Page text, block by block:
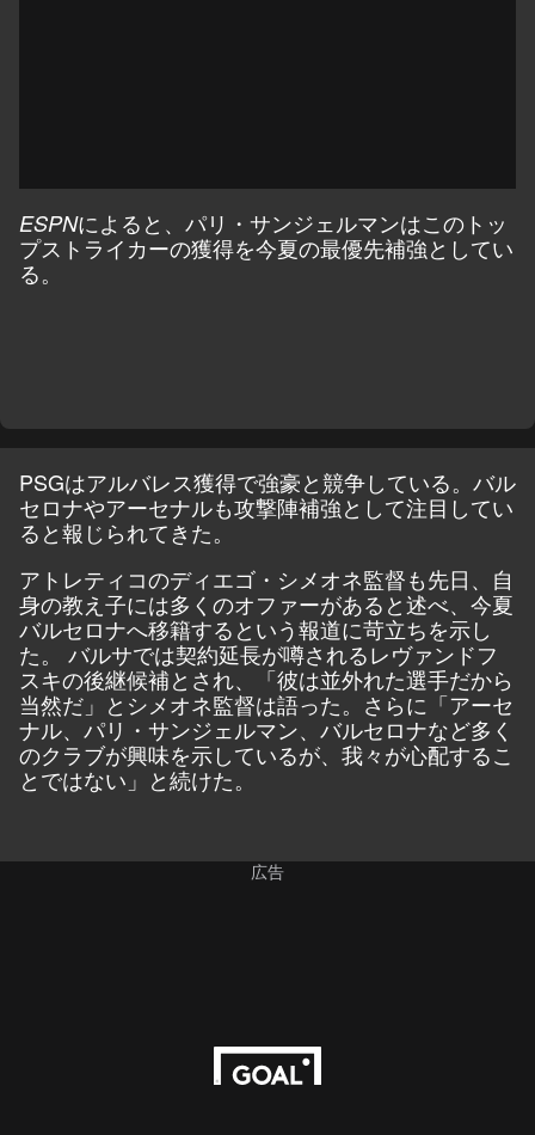
ESPNによると、パリ・サンジェルマンはこのトッ
プストライカーの獲得を今夏の最優先補強としてい
る。
PSGはアルバレス獲得で強豪と競争している。バル
セロナやアーセナルも攻撃陣補強として注目してい
ると報じられてきた。
アトレティコのディエゴ・シメオネ監督も先日、自
身の教え子には多くのオファーがあると述べ、今夏
バルセロナへ移籍するという報道に苛立ちを示し
た。 バルサでは契約延長が噂されるレヴァンドフ
スキの後継候補とされ、「彼は並外れた選手だから
当然だ」とシメオネ監督は語った。さらに「アーセ
ナル、パリ・サンジェルマン、バルセロナなど多く
のクラブが興味を示しているが、我々が心配するこ
とではない」と続けた。
広告